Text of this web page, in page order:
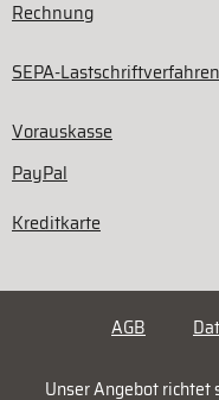
Rechnung
SEPA-Lastschriftverfahren
Vorauskasse
PayPal
Kreditkarte
AGB
Unser Angebot richtet